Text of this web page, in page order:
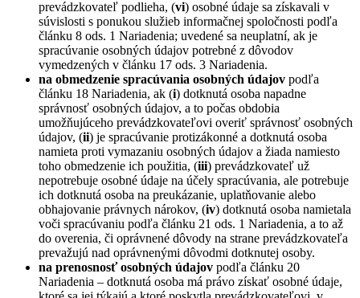
prevádzkovateľ podlieha, (vi) osobné údaje sa získavali v
súvislosti s ponukou služieb informačnej spoločnosti podľa
článku 8 ods. 1 Nariadenia; uvedené sa neuplatní, ak je
spracúvanie osobných údajov potrebné z dôvodov
vymedzených v článku 17 ods. 3 Nariadenia.
na obmedzenie spracúvania osobných údajov podľa
článku 18 Nariadenia, ak (i) dotknutá osoba napadne
správnosť osobných údajov, a to počas obdobia
umožňujúceho prevádzkovateľovi overiť správnosť osobných
údajov, (ii) je spracúvanie protizákonné a dotknutá osoba
namieta proti vymazaniu osobných údajov a žiada namiesto
toho obmedzenie ich použitia, (iii) prevádzkovateľ už
nepotrebuje osobné údaje na účely spracúvania, ale potrebuje
ich dotknutá osoba na preukázanie, uplatňovanie alebo
obhajovanie právnych nárokov, (iv) dotknutá osoba namietala
voči spracúvaniu podľa článku 21 ods. 1 Nariadenia, a to až
do overenia, či oprávnené dôvody na strane prevádzkovateľa
prevažujú nad oprávnenými dôvodmi dotknutej osoby.
na prenosnosť osobných údajov podľa článku 20
Nariadenia – dotknutá osoba má právo získať osobné údaje,